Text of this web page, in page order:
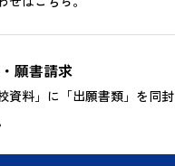
願書請求
校資料」に「出願書類」を同